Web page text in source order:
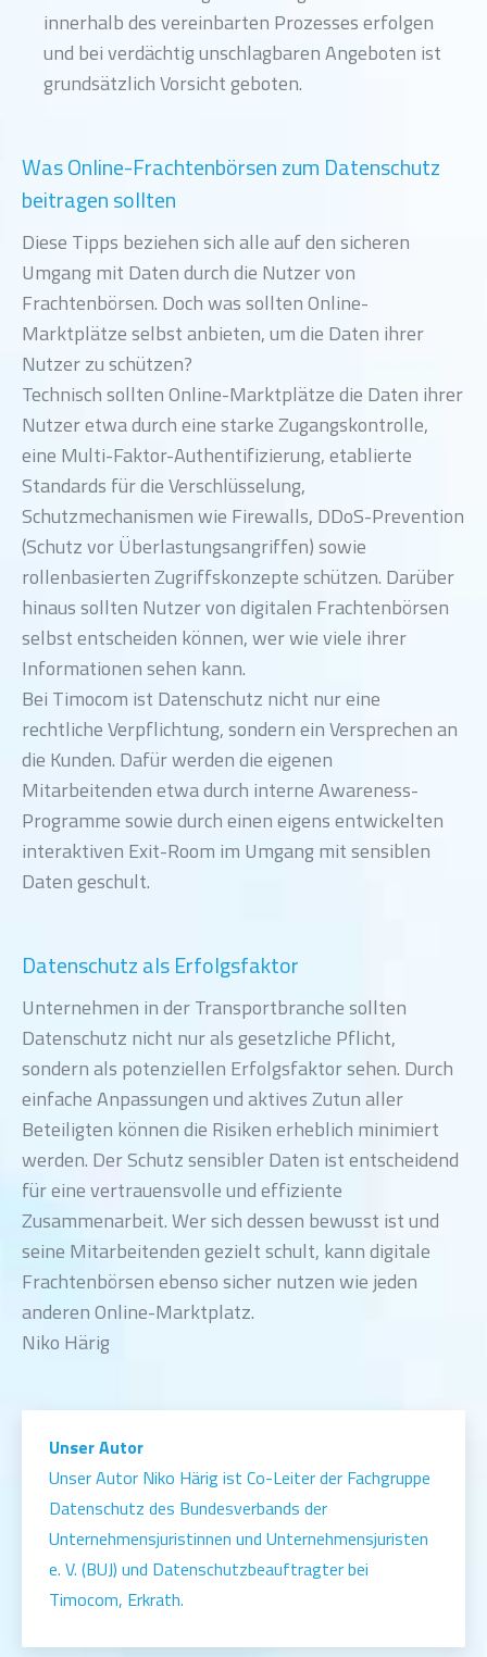
innerhalb des vereinbarten Prozesses erfolgen
und bei verdächtig unschlagbaren Angeboten ist
grundsätzlich Vorsicht geboten.
Was Online-Frachtenbörsen zum Datenschutz
beitragen sollten
Diese Tipps beziehen sich alle auf den sicheren
Umgang mit Daten durch die Nutzer von
Frachtenbörsen. Doch was sollten Online-
Marktplätze selbst anbieten, um die Daten ihrer
Nutzer zu schützen?
Technisch sollten Online-Marktplätze die Daten ihrer
Nutzer etwa durch eine starke Zugangskontrolle,
eine Multi-Faktor-Authentifizierung, etablierte
Standards für die Verschlüsselung,
Schutzmechanismen wie Firewalls, DDoS-Prevention
(Schutz vor Überlastungsangriffen) sowie
rollenbasierten Zugriffskonzepte schützen. Darüber
hinaus sollten Nutzer von digitalen Frachtenbörsen
selbst entscheiden können, wer wie viele ihrer
Informationen sehen kann.
Bei Timocom ist Datenschutz nicht nur eine
rechtliche Verpflichtung, sondern ein Versprechen an
die Kunden. Dafür werden die eigenen
Mitarbeitenden etwa durch interne Awareness-
Programme sowie durch einen eigens entwickelten
interaktiven Exit-Room im Umgang mit sensiblen
Daten geschult.
Datenschutz als Erfolgsfaktor
Unternehmen in der Transportbranche sollten
Datenschutz nicht nur als gesetzliche Pflicht,
sondern als potenziellen Erfolgsfaktor sehen. Durch
einfache Anpassungen und aktives Zutun aller
Beteiligten können die Risiken erheblich minimiert
werden. Der Schutz sensibler Daten ist entscheidend
für eine vertrauensvolle und effiziente
Zusammenarbeit. Wer sich dessen bewusst ist und
seine Mitarbeitenden gezielt schult, kann digitale
Frachtenbörsen ebenso sicher nutzen wie jeden
anderen Online-Marktplatz.
Niko Härig
Unser Autor
Unser Autor Niko Härig ist Co-Leiter der Fachgruppe
Datenschutz des Bundesverbands der
Unternehmensjuristinnen und Unternehmensjuristen
e. V. (BUJ) und Datenschutzbeauftragter bei
Timocom, Erkrath.